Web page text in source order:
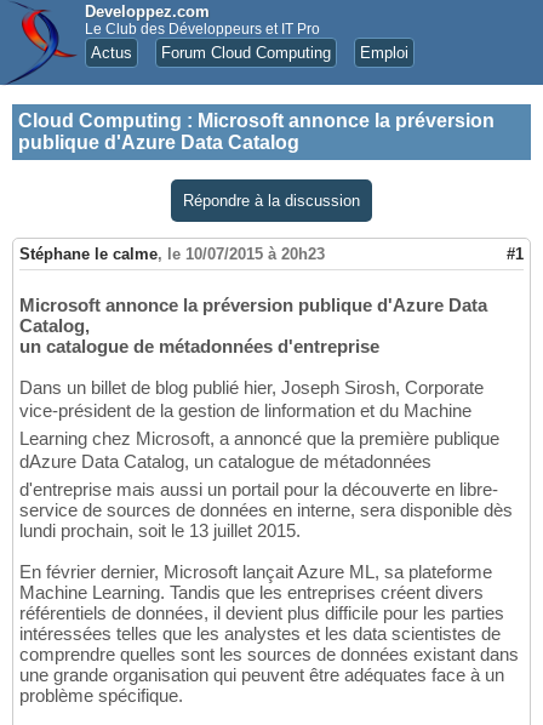
Developpez.com
Le Club des Développeurs et IT Pro
Actus Forum Cloud Computing Emploi
Cloud Computing : Microsoft annonce la préversion
publique d'Azure Data Catalog
Répondre à la discussion
Stéphane le calme, le 10/07/2015 à 20h23 #1
Microsoft annonce la préversion publique d'Azure Data
Catalog,
un catalogue de métadonnées d'entreprise
Dans un billet de blog publié hier, Joseph Sirosh, Corporate
vice-président de la gestion de linformation et du Machine
Learning chez Microsoft, a annoncé que la première publique
dAzure Data Catalog, un catalogue de métadonnées
d'entreprise mais aussi un portail pour la découverte en libre-
service de sources de données en interne, sera disponible dès
lundi prochain, soit le 13 juillet 2015.
En février dernier, Microsoft lançait Azure ML, sa plateforme
Machine Learning. Tandis que les entreprises créent divers
référentiels de données, il devient plus difficile pour les parties
intéressées telles que les analystes et les data scientistes de
comprendre quelles sont les sources de données existant dans
une grande organisation qui peuvent être adéquates face à un
problème spécifique.